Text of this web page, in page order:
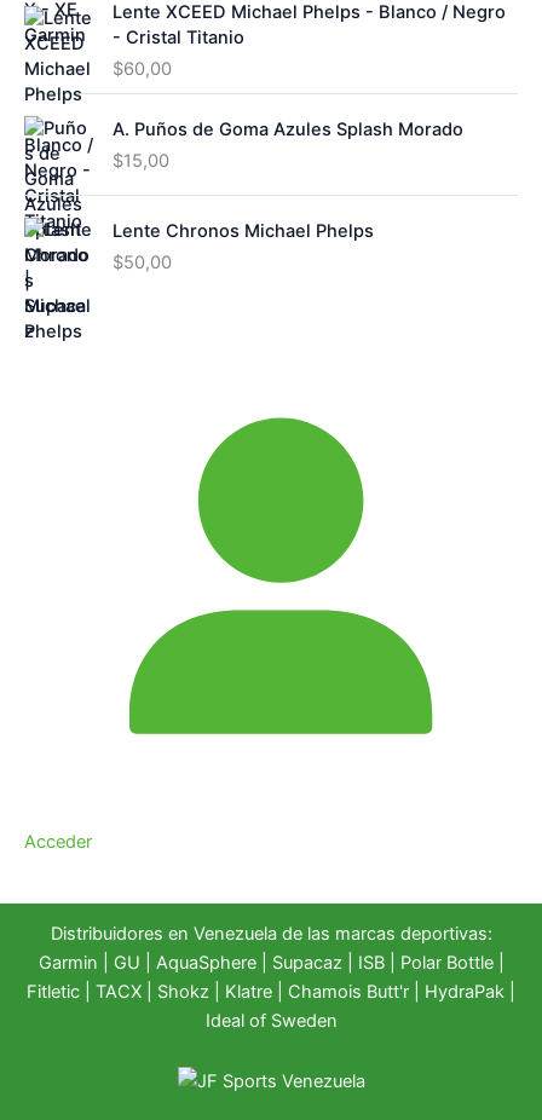
Lente XCEED Michael Phelps - Blanco / Negro
- Cristal Titanio
$60,00
A. Puños de Goma Azules Splash Morado
$15,00
Lente Chronos Michael Phelps
$50,00
Acceder
Distribuidores en Venezuela de las marcas deportivas:
Garmin
GU AquaSphere| Supacaz | ISB | Polar Bottle|
Fitletic
TACX Shokz Klatre Chamois Butt'r HydraPak
Ideal of Sweden